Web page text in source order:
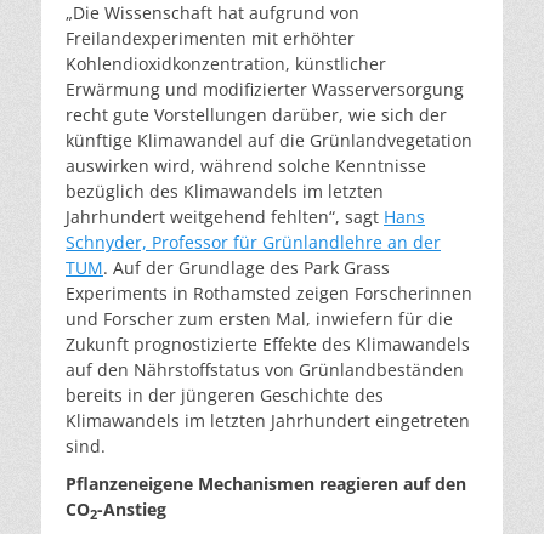
„Die Wissenschaft hat aufgrund von
Freilandexperimenten mit erhöhter
Kohlendioxidkonzentration, künstlicher
Erwärmung und modifizierter Wasserversorgung
recht gute Vorstellungen darüber, wie sich der
künftige Klimawandel auf die Grünlandvegetation
auswirken wird, während solche Kenntnisse
bezüglich des Klimawandels im letzten
Jahrhundert weitgehend fehlten“, sagt Hans
Schnyder, Professor für Grünlandlehre an der
TUM. Auf der Grundlage des Park Grass
Experiments in Rothamsted zeigen Forscherinnen
und Forscher zum ersten Mal, inwiefern für die
Zukunft prognostizierte Effekte des Klimawandels
auf den Nährstoffstatus von Grünlandbeständen
bereits in der jüngeren Geschichte des
Klimawandels im letzten Jahrhundert eingetreten
sind.
Pflanzeneigene Mechanismen reagieren auf den
CO2-Anstieg